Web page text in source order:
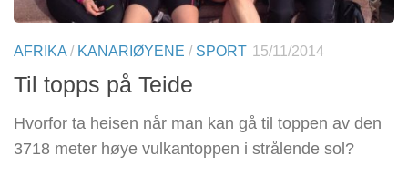
AFRIKA/ KANARIØYENE / SPORT 15/11/2014
Til topps på Teide
Hvorfor ta heisen når man kan gå til toppen av den
3718 meter høye vulkantoppen i strålende sol?